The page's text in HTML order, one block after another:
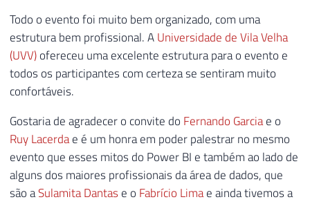
Todo o evento foi muito bem organizado, com uma
estrutura bem profissional. AUniversidade de Vila Velha
(UVV)ofereceu uma excelente estrutura para o evento e
todos os participantes com certeza se sentiram muito
confortáveis.
Gostaria de agradecer o convite do Fernando Garciae o
Ruy Lacerdae é um honra em poder palestrar no mesmo
evento que esses mitos do Power BI e também ao lado de
alguns dos maiores profissionais da área de dados, que
são aSulamita Dantas e o Fabrício Limae ainda tivemos a